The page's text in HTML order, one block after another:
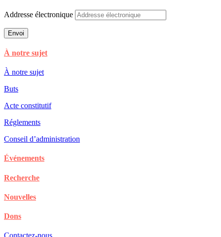
Addresse électronique
Envoi
À notre sujet
À notre sujet
Buts
Acte constitutif
Réglements
Conseil d’administration
Événements
Recherche
Nouvelles
Dons